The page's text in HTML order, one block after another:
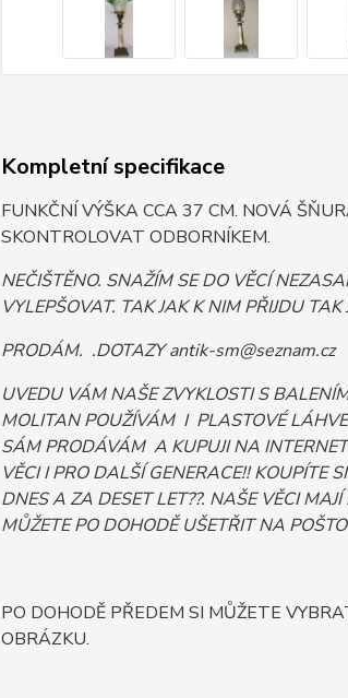
Kompletní specifikace
FUNKČNÍ VÝŠKA CCA 37 CM. NOVÁ
SKONTROLOVAT ODBORNÍKEM.
NEČIŠTĚNO. SNAŽÍM SE DO VĚCÍ
VYLEPŠOVAT. TAK JAK K NIM PŘIJDU
PRODÁM. .DOTAZY antik-sm@seznam.cz
UVEDU VÁM NAŠE ZVYKLOSTI S
MOLITAN POUŽÍVÁM I PLASTOVÉ
SÁM PRODÁVÁM A KUPUJI NA
VĚCI I PRO DALŠÍ GENERACE!! KOUPÍTE
DNES A ZA DESET LET??. NAŠE VĚCI
MŮŽETE PO DOHODĚ UŠETŘIT NA
PO DOHODĚ PŘEDEM SI MŮŽETE
OBRÁZKU.